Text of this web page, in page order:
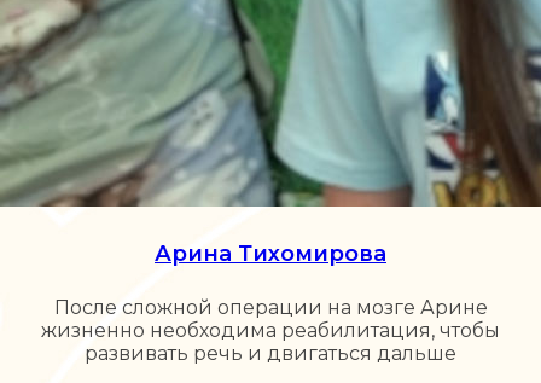
Арина Тихомирова
После сложной операции на мозге Арине
жизненно необходима реабилитация, чтобы
развивать речь и двигаться дальше